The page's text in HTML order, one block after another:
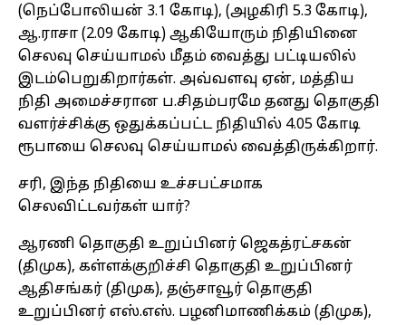
(நெப்போலியன் 3.1 கோடி), (அழகிரி 5.3 கோடி),
ஆ.ராசா (2.09 கோடி) ஆகியோரும் நிதியினை
செலவு செய்யாமல் மீதம் வைத்து பட்டியலில்
இடம்பெறுகிறார்கள். அவ்வளவு ஏன், மத்திய
நிதி அமைச்சரான ப.சிதம்பரமே தனது தொகுதி
வளர்ச்சிக்கு ஒதுக்கப்பட்ட நிதியில் 4.05 கோடி
ரூபாயை செலவு செய்யாமல் வைத்திருக்கிறார்.
சரி, இந்த நிதியை உச்சபட்சமாக
செலவிட்டவர்கள் யார்?
ஆரணி தொகுதி உறுப்பினர் ஜெகத்ரட்சகன்
(திமுக), கள்ளக்குறிச்சி தொகுதி உறுப்பினர்
ஆதிசங்கர் (திமுக), தஞ்சாவூர் தொகுதி
உறுப்பினர் எஸ்.எஸ். பழனிமாணிக்கம் (திமுக),